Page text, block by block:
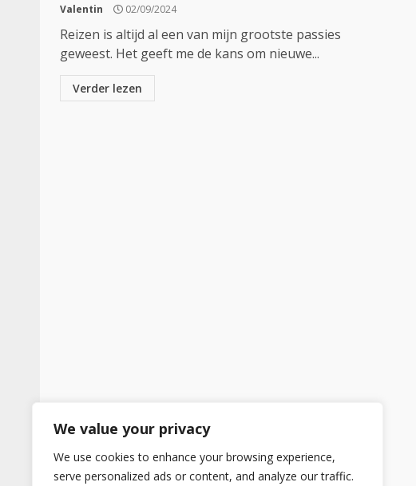
We value your privacy
We use cookies to enhance your browsing experience,
serve personalized ads or content, and analyze our traffic.
Valentin 02/09/2024
Reizen is altijd al een van mijn grootste passies
geweest. Het geeft me de kans om nieuwe...
Verder lezen